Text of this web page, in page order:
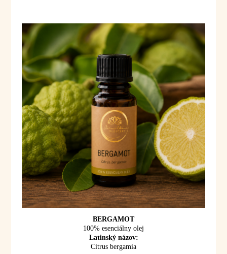
BERGAMOT
100% esenciálny olej
Latinský názov:
Citrus bergamia